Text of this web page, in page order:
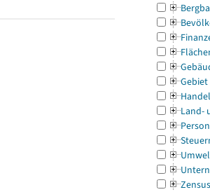
Gebiet
Land-
Zensus